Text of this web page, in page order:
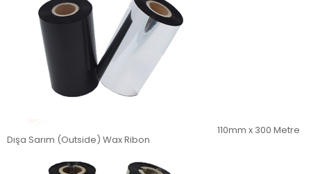
110mm x 300 Metre
Dışa Sarım (Outside) Wax Ribon